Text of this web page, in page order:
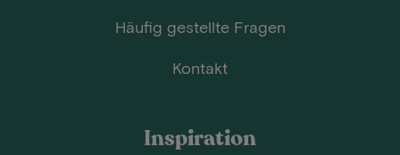
Häufig gestellte Fragen
Kontakt
Inspiration